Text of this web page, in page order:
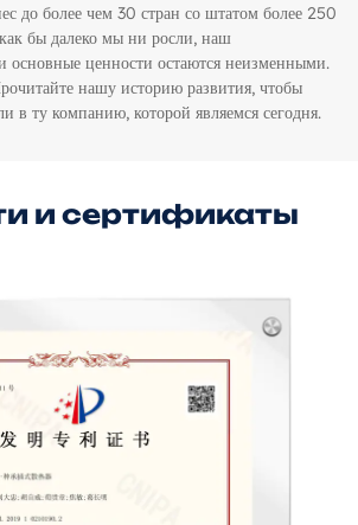
до более чем 30 стран со штатом более 250
бы далеко мы ни росли, наш
ценности остаются неизменными.
нашу историю развития, чтобы
в ту компанию, которой являемся сегодня.
и сертификаты